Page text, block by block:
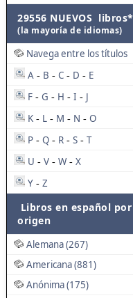
29556 NUEVOS libros*
(la mayoría de idiomas)
Navega entre los títulos
A - B - C - D - E
F - G - H - I - J
K - L - M - N - O
P - Q - R - S - T
U - V - W - X
Y - Z
Libros en español por
origen
Alemana (267)
Americana (881)
Anónima (175)